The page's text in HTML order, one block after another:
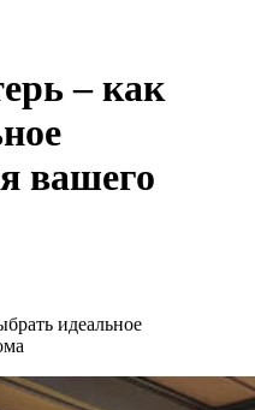
– как
вашего
идеальное